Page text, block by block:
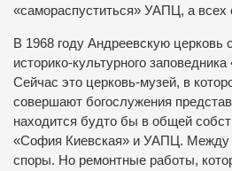
«самораспуститься» УАПЦ, а всех
В 1968 году Андреевскую
историко-культурного
Сейчас это церковь-музей, в
совершают богослужения
находится будто бы в общей
«София Киевская» и УАПЦ. Между
споры. Но ремонтные работы,